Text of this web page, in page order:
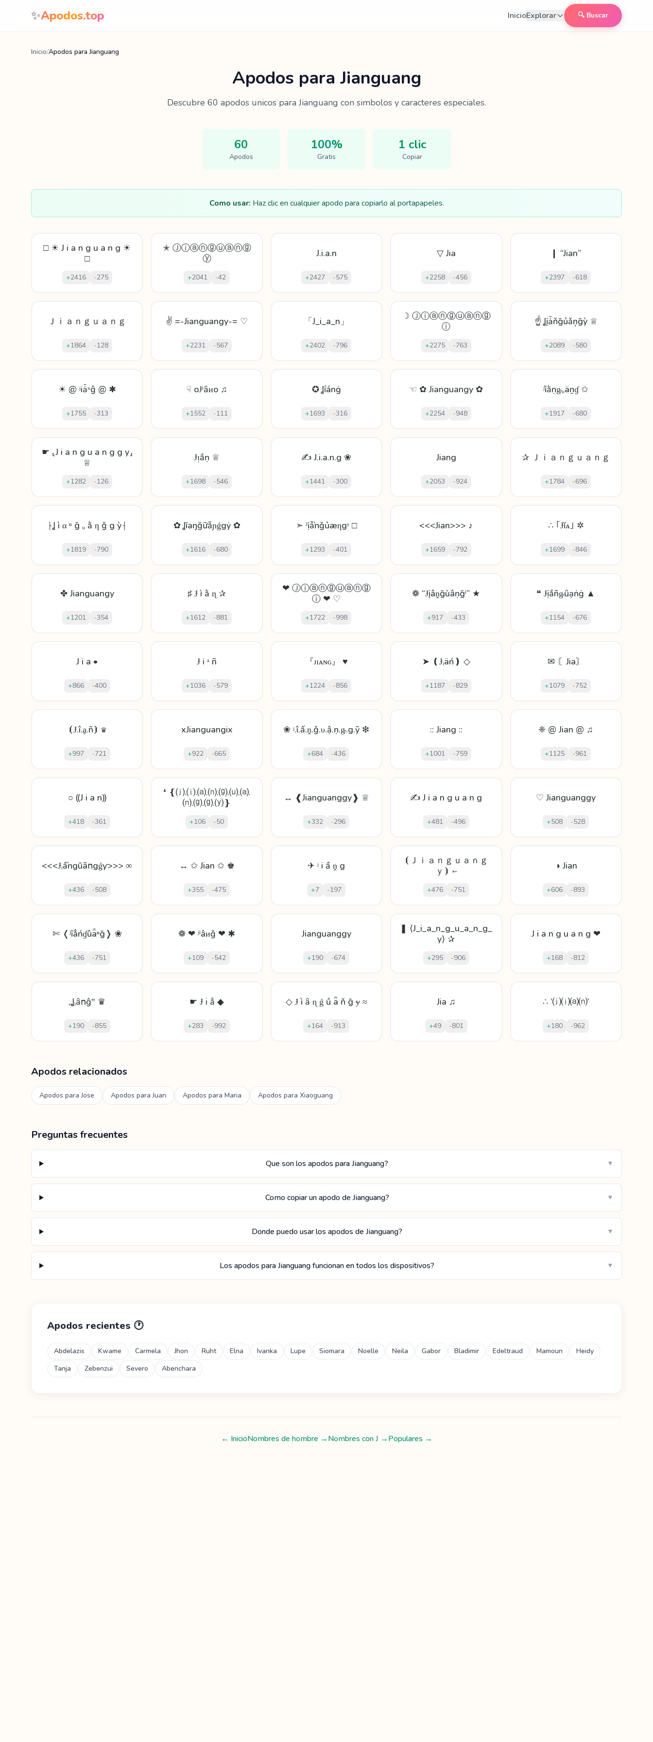
Saltar al contenido
✨Apodos.top InicioExplorar 🔍 Buscar
Inicio/Apodos para Jianguang
Apodos para Jianguang
Descubre 60 apodos unicos paraJianguang con simbolos y caracteres especiales.
60
Apodos
100%
Gratis
1 clic
Copiar
Como usar: Haz clic en cualquier apodo para copiarlo al portapapeles.
□ ☀ J i a n g u a n g ☀
□
+2416 -275
✭ Ⓙⓘⓐⓝⓖⓤⓐⓝⓖ
ⓨ
+2041 -42
J.i.a.n
+2427 -575
▽ Jia
+2258 -456
❙ “Jian”
+2397 -618
Ｊｉａｎｇｕａｎｇ
+1864 -128
✌ =-Jianguangy-= ♡
+2231 -567
「J_i_a_n」
+2402 -796
☽ Ⓙⓘⓐⓝⓖⓤⓐⓝⓖ
ⓘ
+2275 -763
☝ Ʝįǡňḡủǎņḡỳ ♕
+2089 -580
☀ @ ʲiǡᶰĝ @ ✱
+1755 -313
☟ oɈⁱȃᴎo ♫
+1552 -111
✪ Ʝḯánġ
+1693 -316
☜ ✿ Jianguangy ✿
+2254 -948
ʲȉằṇᶃᵤäṉɠ ✩
+1917 -680
☛ ⸤J i a n g u a n g g y⸥
♕
+1282 -126
Ɉᴉắṇ ♕
+1698 -546
✍ J.i.a.n.g ❀
+1441 -300
Jiang
+2053 -924
✰ Ｊｉａｎｇｕａｎｇ
+1784 -696
⸠Ʝ ì α ⁿ ḡ ᵤ ằ ƞ ǧ g ỳ⸡
+1819 -790
✿ Ʝīаŋğữẵɲǵgẏ ✿
+1616 -680
➣ ᴶịẫŉǧủæƞgʸ □
+1293 -401
<<<Jian>>> ♪
+1659 -792
∴ ｢Ɉĭᴀ｣ ✲
+1699 -846
✤ Jianguangy
+1201 -354
♯ Ɉ ì ằ ɳ ✰
+1612 -881
❤ Ⓙⓘⓐⓝⓖⓤⓐⓝⓖ
ⓘ ❤ ♡
+1722 -998
❁ “Ɉįâṋḡùâṇḡⁱ” ★
+917 -433
❝ Ɉịắñᶃȗạṅġ ▲
+1154 -676
J i a •
+866 -400
Ɉ і ᵃ ñ
+1036 -579
『ᴊɪᴀɴɢ』 ♥
+1224 -856
➤ ❪Ɉᵢäń❫ ◇
+1187 -829
✉ 〘Jia〙
+1079 -752
⦗Ɉ.î.ḁ.ñ⦘ ♛
+997 -721
xJianguangix
+922 -665
❀ ʲ.î.ấ.ṋ.ǧ.υ.ậ.ṇ.ᶃ.g.ỹ ❇
+684 -436
:: Jiang ::
+1001 -759
❈ @ Jian @ ♫
+1125 -961
○ ⸨J i a n⸩
+418 -361
❛ ❴⒥.⒤.⒜.⒩.⒢.⒰.⒜.
⒩.⒢.⒢.⒴❵
+106 -50
↔ ❰Jianguanggy❱ ♕
+332 -296
✍ J i a n g u a n g
+481 -496
♡ Jianguanggy
+508 -528
<<<Ɉᵢầŉgūãոgǵƴ>>> ∞
+436 -508
↔ ✩ Jian ✩ ♚
+355 -475
✈ ʲ і ầ ṋ g
+7 -197
⦗Ｊｉａｎｇｕａｎｇ
ｙ⦘ ➳
+476 -751
◑ Jian
+606 -893
✄ ❬ʲȋåńɠȕǟⁿḡ❭ ❀
+436 -751
❁ ❤ ʲⁱâᴎǧ ❤ ✱
+109 -542
Jianguanggy
+190 -674
❚ ⟨J_i_a_n_g_u_a_n_g_
y⟩ ✰
+295 -906
J i a n g u a n g ❤
+168 -812
„Ʝᵢȃոĝ‟ ♛
+190 -855
☛ Ɉ і ẳ ◆
+283 -992
◇ Ɉ ì ȃ ɳ ǵ ű ǟ ň ḡ ɏ ≈
+164 -913
Jia ♫
+49 -801
∴ ‘⒥⒤⒜⒩’
+180 -962
Apodos relacionados
Apodos paraJose Apodos paraJuan Apodos para Maria Apodos para Xiaoguang
Preguntas frecuentes
Que son los apodos para Jianguang? ▼
Como copiar un apodo de Jianguang? ▼
Donde puedo usar los apodos de Jianguang? ▼
Los apodos para Jianguang funcionan en todos los dispositivos? ▼
Apodos recientes 🕐
Abdelazis Kwame Carmela Jhon Ruht Elna Ivanka Lupe Siomara Noelle Neila Gabor Bladimir Edeltraud Mamoun
Heidy
Tanja
Zebenzui Severo Abenchara
← InicioNombres de hombre →Nombres conJ →Populares →